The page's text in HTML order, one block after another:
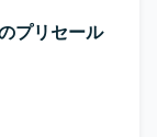
。
プリセール